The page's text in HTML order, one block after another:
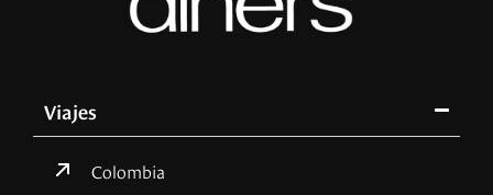
Viajes
Colombia